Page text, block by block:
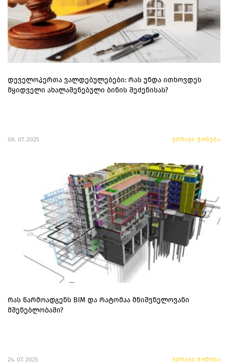
დეველოპერთა ვალდებულებები: რას უნდა ითხოვდეს
მყიდველი ახალაშენებული ბინის შეძენისას?
08. 07. 2025 უძრავი ქონება
რას წარმოადგენს BIM და რატომაა მნიშვნელოვანი
მშენებლობაში?
24. 07. 2025 უძრავი ქონება